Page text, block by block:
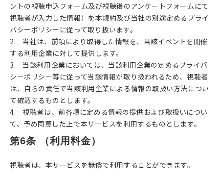
ントの視聴申込フォーム及び視聴後のアンケートフォームにて
視聴者が入力した情報）を本規約及び当社の別途定めるプライ
バシーポリシーに従って取り扱います。
2. 当社は、前項により取得した情報を、当該イベントを開催
する利用企業に対して提供します。
3. 当該利用企業においては、当該利用企業の定めるプライバ
シーポリシー等に従って当該情報が取り扱われるため、視聴者
は、自らの責任で当該利用企業による情報の取扱い方法につい
て確認するものとします。
4. 視聴者は、前各項に定める情報の提供および取扱いについ
て、予め同意した上で本サービスを利用するものとします。
第6条 （利用料金）
視聴者は、本サービスを無償で利用することができます。